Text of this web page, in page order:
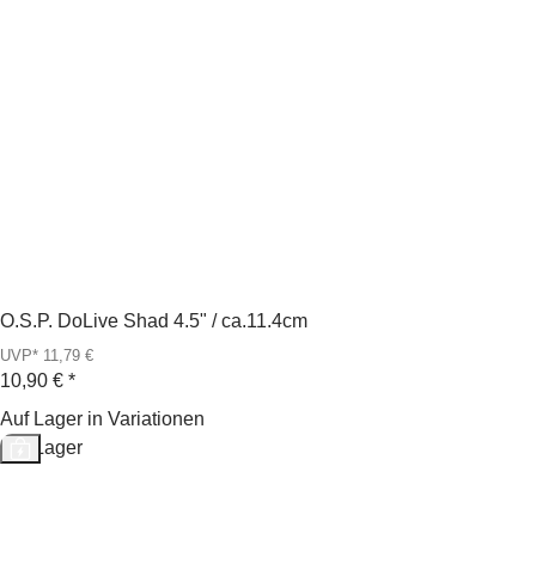
O.S.P. DoLive Shad 4.5" / ca.11.4cm
UVP* 11,79 €
10,90 € *
Auf Lager in Variationen
Auf Lager